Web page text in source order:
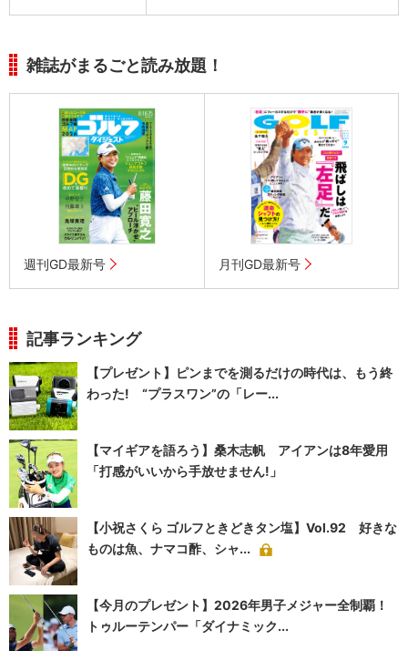
雑誌がまるごと読み放題！
週刊GD最新号 月刊GD最新号
記事ランキング
【プレゼント】ピンまでを測るだけの時代は、もう終
わった! “プラスワン”の「レー...
【マイギアを語ろう】桑木志帆 アイアンは8年愛用
「打感がいいから手放せません!」
【小祝さくら ゴルフときどきタン塩】Vol.92 好きな
ものは魚、ナマコ酢、シャ...
【今月のプレゼント】2026年男子メジャー全制覇！
トゥルーテンパー「ダイナミック...